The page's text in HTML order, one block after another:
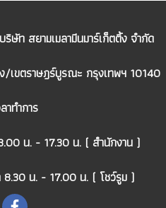
ท สยามเมลามีนมาร์เก็ตติ้ง จำกัด
ขตราษฎร์บูรณะ กรุงเทพฯ 10140
าทำการ
น. - 17.30 น. ( สำนักงาน )
8.30 น. - 17.00 น. ( โชว์รูม )